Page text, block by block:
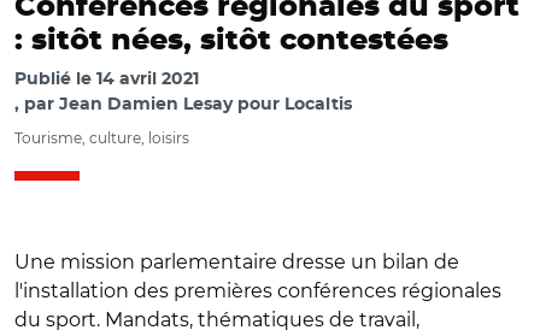
Conférences régionales du sport
: sitôt nées, sitôt contestées
Publié le 14 avril 2021
par Jean Damien Lesay pour Localtis
Tourisme, culture, loisirs
Une mission parlementaire dresse un bilan de
l'installation des premières conférences régionales
du sport. Mandats, thématiques de travail,